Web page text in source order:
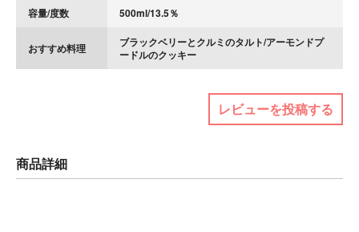
容量/度数
500ml/13.5％
おすすめ料理
ブラックベリーとクルミのタルト/アーモンドプ
ードルのクッキー
レビューを投稿する
商品詳細